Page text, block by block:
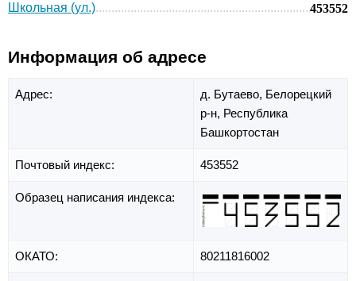
Школьная (ул.)
453552
Информация об адресе
Адрес: д. Бутаево, Белорецкий
р-н, Республика
Башкортостан
Почтовый индекс: 453552
Образец написания индекса:
ОКАТО: 80211816002